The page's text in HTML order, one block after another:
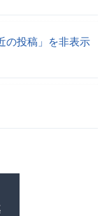
の投稿」を非表示